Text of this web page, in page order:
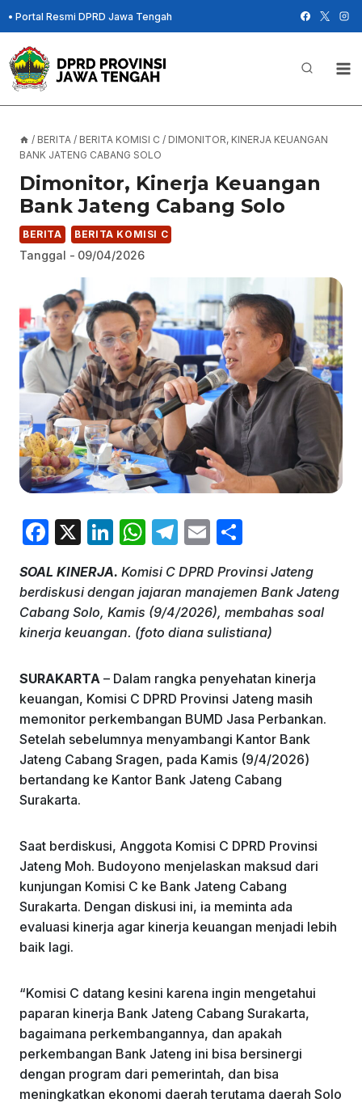
Skip
to
content
• Portal Resmi DPRD Jawa Tengah
/ BERITA / BERITA KOMISI C / DIMONITOR, KINERJA KEUANGAN
BANK JATENG CABANG SOLO
Dimonitor, Kinerja Keuangan
Bank Jateng Cabang Solo
BERITA BERITA KOMISI C
Tanggal - 09/04/2026
F
c
e
b
o
k
X
Li
k
e
dI
W
at
s
A
p
T
e
gr
a
E
ai
l
ar
e
SOAL KINERJA. Komisi C DPRD Provinsi Jateng
berdiskusi dengan jajaran manajemen Bank Jateng
Cabang Solo, Kamis (9/4/2026), membahas soal
kinerja keuangan. (foto diana sulistiana)
SURAKARTA – Dalam rangka penyehatan kinerja
keuangan, Komisi C DPRD Provinsi Jateng masih
memonitor perkembangan BUMD Jasa Perbankan.
Setelah sebelumnya menyambangi Kantor Bank
Jateng Cabang Sragen, pada Kamis (9/4/2026)
bertandang ke Kantor Bank Jateng Cabang
Surakarta.
Saat berdiskusi, Anggota Komisi C DPRD Provinsi
Jateng Moh. Budoyono menjelaskan maksud dari
kunjungan Komisi C ke Bank Jateng Cabang
Surakarta. Dengan diskusi ini, ia meminta ada
evaluasi kinerja agar kinerja keuangan menjadi lebih
baik lagi.
“Komisi C datang kesini karena ingin mengetahui
paparan kinerja Bank Jateng Cabang Surakarta,
bagaimana perkembangannya, dan apakah
perkembangan Bank Jateng ini bisa bersinergi
dengan program dari pemerintah, dan bisa
meningkatkan ekonomi daerah terutama daerah Solo